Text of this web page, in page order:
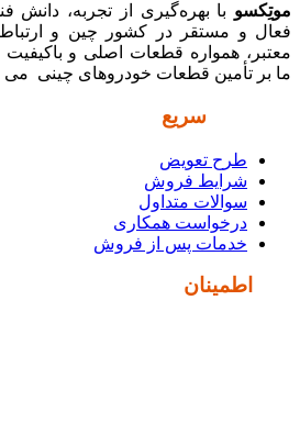
موتِکسو با بهره‌گیری از تجربه، دانش
فعال و مستقر در کشور چین و ارتباط
معتبر، همواره قطعات اصلی و
ما بر تأمین قطعات خودروهای چینی می
سریع
طرح تعویض
شرایط فروش
سوالات متداول
درخواست همکاری
خدمات پس از فروش
اطمینان